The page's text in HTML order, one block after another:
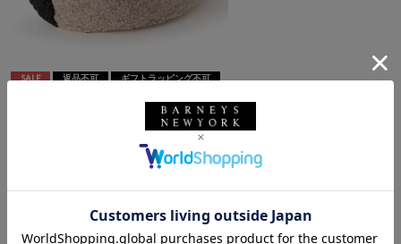
SALE 返品不可 ギフトラッピング不可